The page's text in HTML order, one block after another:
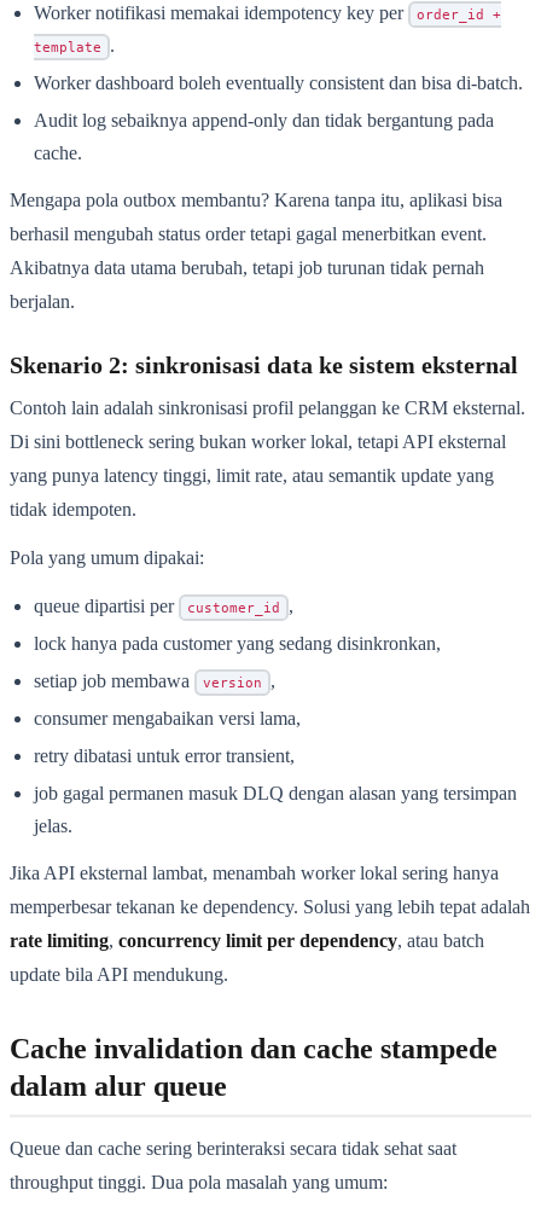
Worker notifikasi memakai idempotency key per
order_id +
template
.
Worker dashboard boleh eventually consistent dan bisa di-batch.
Audit log sebaiknya append-only dan tidak bergantung pada
cache.
Mengapa pola outbox membantu? Karena tanpa itu, aplikasi bisa
berhasil mengubah status order tetapi gagal menerbitkan event.
Akibatnya data utama berubah, tetapi job turunan tidak pernah
berjalan.
Skenario 2: sinkronisasi data ke sistem eksternal
Contoh lain adalah sinkronisasi profil pelanggan ke CRM eksternal.
Di sini bottleneck sering bukan worker lokal, tetapi API eksternal
yang punya latency tinggi, limit rate, atau semantik update yang
tidak idempoten.
Pola yang umum dipakai:
queue dipartisi per customer_id
,
lock hanya pada customer yang sedang disinkronkan,
setiap job membawa
version
,
consumer mengabaikan versi lama,
retry dibatasi untuk error transient,
job gagal permanen masuk DLQ dengan alasan yang tersimpan
jelas.
Jika API eksternal lambat, menambah worker lokal sering hanya
memperbesar tekanan ke dependency. Solusi yang lebih tepat adalah
rate limiting, concurrency limit per dependency, atau batch
update bila API mendukung.
Cache invalidation dan cache stampede
dalam alur queue
Queue dan cache sering berinteraksi secara tidak sehat saat
throughput tinggi. Dua pola masalah yang umum: